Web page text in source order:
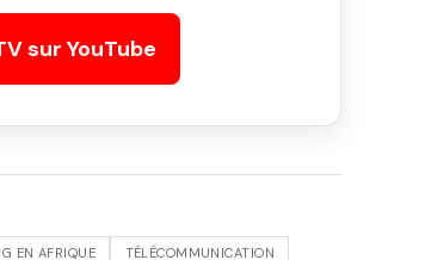
sur YouTube
EN AFRIQUE
TÉLÉCOMMUNICATION